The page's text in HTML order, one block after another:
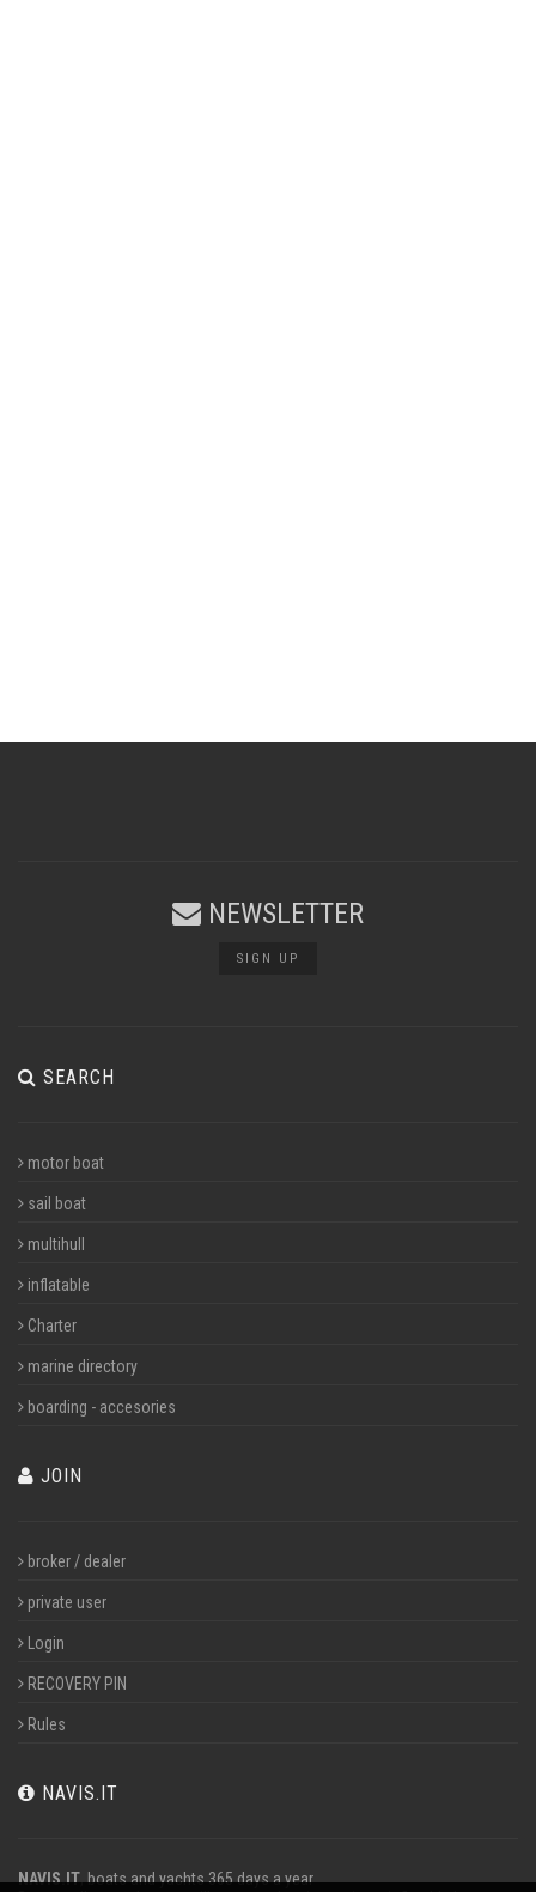
NEWSLETTER
SIGN UP
SEARCH
motor boat
sail boat
multihull
inflatable
Charter
marine directory
boarding - accesories
JOIN
broker / dealer
private user
Login
RECOVERY PIN
Rules
NAVIS.IT
NAVIS.IT, boats and yachts 365 days a year